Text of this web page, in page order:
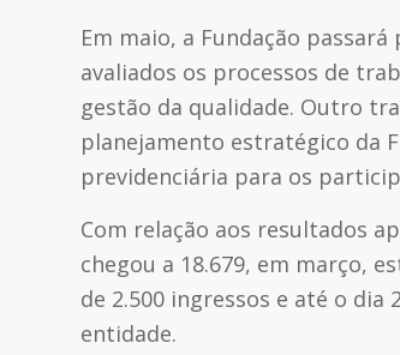
Em maio, a Fundação
avaliados os processos de
gestão da qualidade. Outro
planejamento estratégico da
previdenciária para os
Com relação aos resultados
chegou a 18.679, em março,
de 2.500 ingressos e até o
entidade.